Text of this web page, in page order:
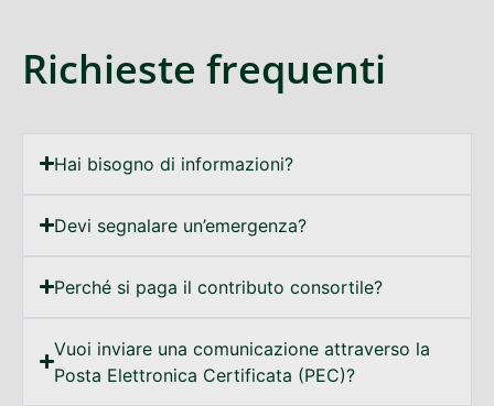
Richieste frequenti
Hai bisogno di informazioni?
Devi segnalare un’emergenza?
Perché si paga il contributo consortile?
Vuoi inviare una comunicazione attraverso la
Posta Elettronica Certificata (PEC)?